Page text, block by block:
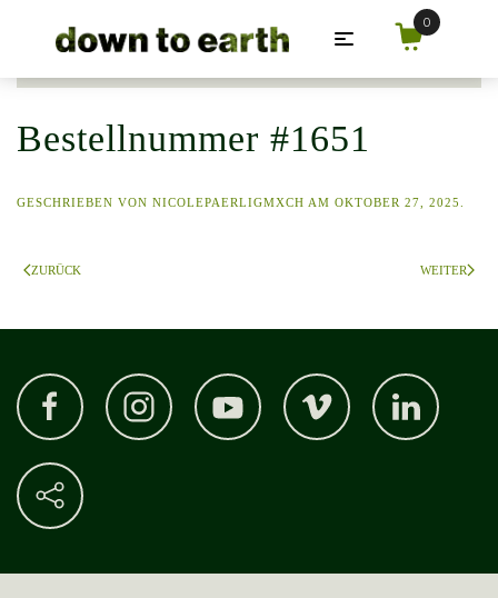
Zum Hauptinhalt springen
Bestellnummer #1651
GESCHRIEBEN VON NICOLEPAERLIGMXCH AM OKTOBER 27, 2025
ZURÜCK WEITER